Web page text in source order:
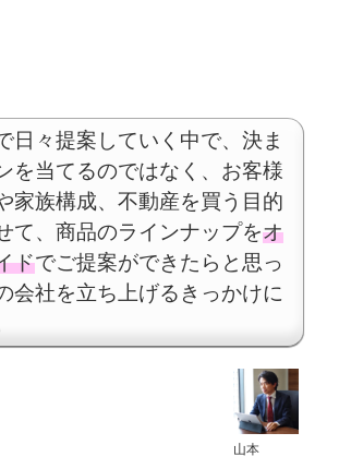
日々提案していく中で、決ま
を当てるのではなく、お客様
家族構成、不動産を買う目的
て、商品のラインナップをオ
ドでご提案ができたらと思っ
会社を立ち上げるきっかけに
山本